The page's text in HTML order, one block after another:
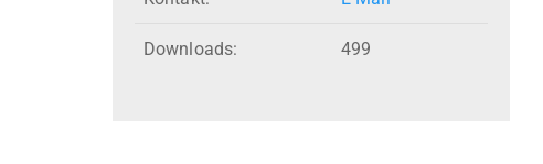
Downloads: 499